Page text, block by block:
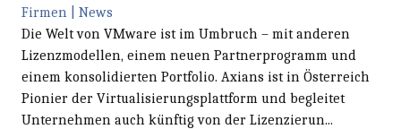
Firmen | News
Die Welt von VMware ist im Umbruch – mit anderen
Lizenzmodellen, einem neuen Partnerprogramm und
einem konsolidierten Portfolio. Axians ist in Österreich
Pionier der Virtualisierungsplattform und begleitet
Unternehmen auch künftig von der Lizenzierun...